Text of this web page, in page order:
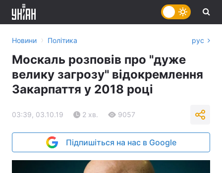
Новини › Політика рус
Москаль розповів про "дуже
велику загрозу" відокремлення
Закарпаття у 2018 році
03:39, 03.10.19 2 хв. 9057
Підпишіться на нас в Google